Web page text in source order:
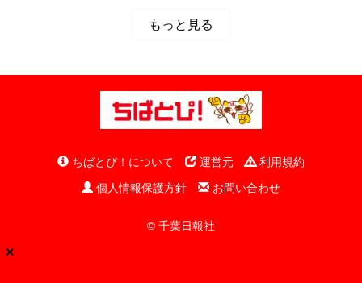
もっと見る
ちばとぴ！について 運営元
利用規約
個人情報保護方針
お問い合わせ
© 千葉日報社
×